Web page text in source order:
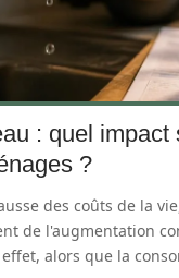
: quel
?
des coûts de la
de l'augmentation
effet, alors que la